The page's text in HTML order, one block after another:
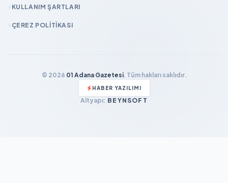
KULLANIM ŞARTLARI
ÇEREZ POLITIKASI
© 2026 01 Adana Gazetesi. Tüm hakları saklıdır.
HABER YAZILIMI
Altyapı: BEYNSOFT